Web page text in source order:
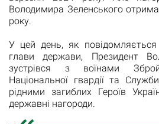
Володимира Зеленського
року.
У цей день, як повідомляється
глави держави, Президент
зустрівся з воїнами
Національної гвардії та
рідними загиблих Героїв
державні нагороди.